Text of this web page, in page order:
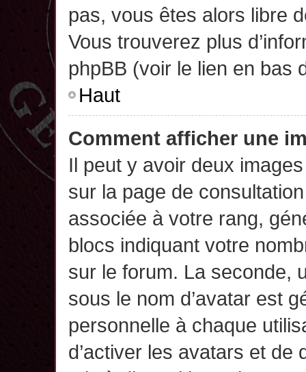
pas, vous êtes alors libre
Vous trouverez plus
phpBB (voir le lien en bas
Haut
Comment afficher une
Il peut y avoir deux
sur la page de
associée à votre rang,
blocs indiquant votre
sur le forum. La seconde,
sous le nom d’avatar est
personnelle à chaque
d’activer les avatars et de